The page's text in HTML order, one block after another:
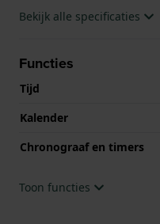
Bekijk alle specificaties
Functies
Tijd
Kalender
Chronograaf en timers
Toon functies